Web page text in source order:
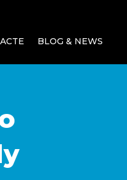
BLOG & NEWS